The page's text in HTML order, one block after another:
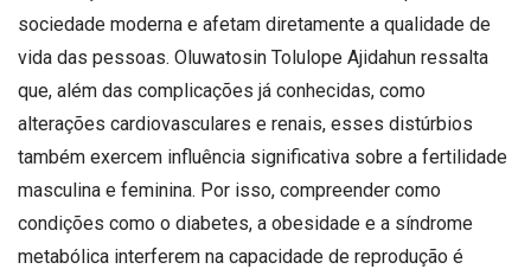
sociedade moderna e afetam diretamente a qualidade de
vida das pessoas. Oluwatosin Tolulope Ajidahun ressalta
que, além das complicações já conhecidas, como
alterações cardiovasculares e renais, esses distúrbios
também exercem influência significativa sobre a fertilidade
masculina e feminina. Por isso, compreender como
condições como o diabetes, a obesidade e a síndrome
metabólica interferem na capacidade de reprodução é